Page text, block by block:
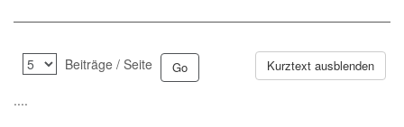
Beiträge / Seite Kurztext ausblenden
....